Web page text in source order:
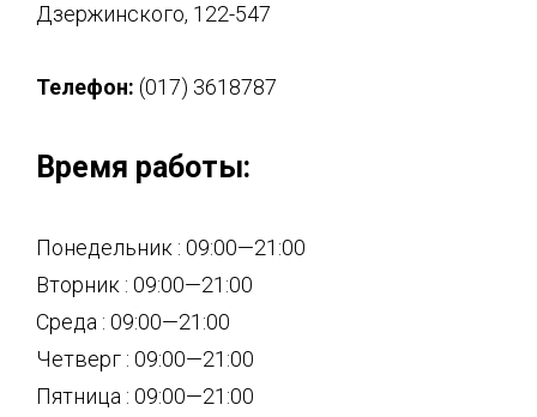
Дзержинского, 122-547
Телефон: (017) 3618787
Время работы:
Понедельник : 09:00—21:00
Вторник : 09:00—21:00
Среда : 09:00—21:00
Четверг : 09:00—21:00
Пятница : 09:00—21:00